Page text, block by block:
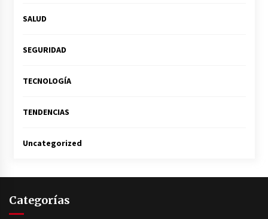
SALUD
SEGURIDAD
TECNOLOGÍA
TENDENCIAS
Uncategorized
Categorías